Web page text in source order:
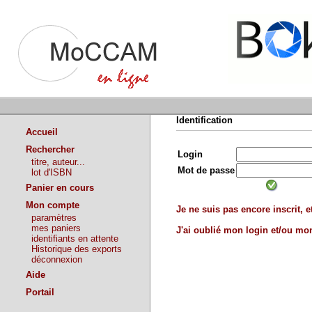
Accueil
Rechercher
titre, auteur...
lot d'ISBN
Panier en cours
Mon compte
paramètres
mes paniers
identifiants en attente
Historique des exports
déconnexion
Aide
Portail
Identification
Login
Mot de passe
Je ne suis pas encore inscrit,
J'ai oublié mon login et/ou